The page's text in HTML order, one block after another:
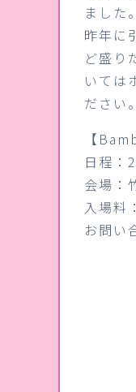
ました。
昨年に
ど盛り
いては
ださい。
【
日程：
会場：
入場料
お問い